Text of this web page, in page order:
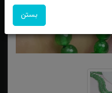
بستن